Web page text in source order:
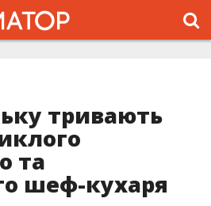
тривають
та
шеф-кухаря